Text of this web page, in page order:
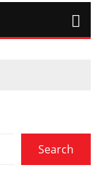
Search